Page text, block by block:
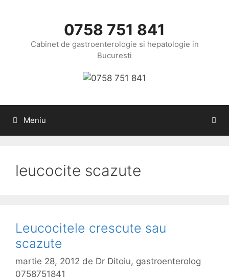
0758 751 841
Cabinet de gastroenterologie si hepatologie in
Bucuresti
Meniu
leucocite scazute
Leucocitele crescute sau
scazute
martie 28, 2012 de Dr Ditoiu, gastroenterolog
0758751841